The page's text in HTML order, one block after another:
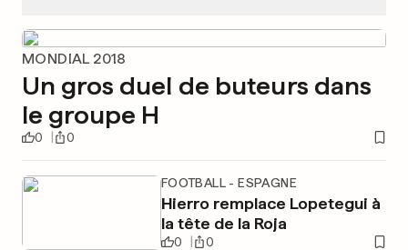
MONDIAL 2018
Un gros duel de buteurs dans
le groupe H
0 0
FOOTBALL - ESPAGNE
Hierro remplace Lopetegui à
la tête de la Roja
0 0